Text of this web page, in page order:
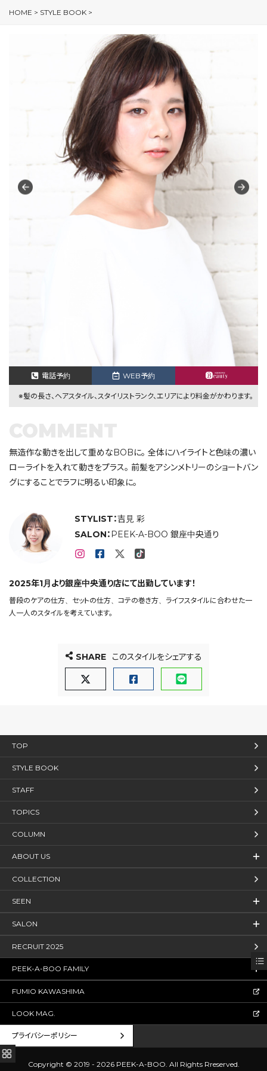
HOME > STYLE BOOK >
電話予約 WEB予約
※髪の長さ、ヘアスタイル、スタイリストランク、エリアにより料金がかわります。
STYLIST：吉見 彩
SALON： PEEK-A-BOO 銀座中央通り
2025年1月より銀座中央通り店にて出勤しています！
普段のケアの仕方、セットの仕方、コテの巻き方、ライフスタイルに合わせた一
人一人のスタイルを考えています。
無造作な動きを出して重めなBOBに。 全体にハイライトと色味の濃い
ローライトを入れて動きをプラス。 前髪をアシンメトリーのショートバン
グにすることでラフに明るい印象に。
SHARE このスタイルをシェアする
TOP
STYLE BOOK
STAFF
TOPICS
COLUMN
ABOUT US
COLLECTION
SEEN
SALON
RECRUIT 2025
PEEK-A-BOO FAMILY
FUMIO KAWASHIMA
LOOK MAG.
プライバシーポリシー
Copyright © 2019 - 2026 PEEK-A-BOO. All Rights Rreserved.